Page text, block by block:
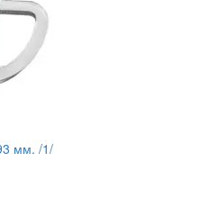
мм. /1/